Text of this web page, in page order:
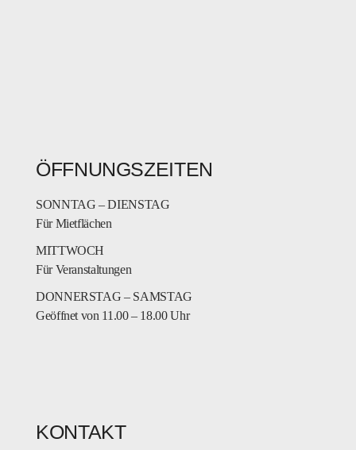
ÖFFNUNGSZEITEN
SONNTAG – DIENSTAG
Für Mietflächen
MITTWOCH
Für Veranstaltungen
DONNERSTAG – SAMSTAG
Geöffnet von 11.00 – 18.00 Uhr
KONTAKT